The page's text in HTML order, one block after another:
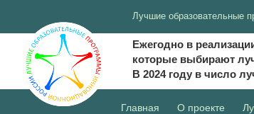
Лучшие образовательные
Ежегодно в
которые выбирают
В 2024 году в число
Главная О проекте